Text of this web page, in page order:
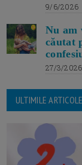
9/6/2026
Nu am
căutat
27/3/2026
ULTIMILE ARTICOLE